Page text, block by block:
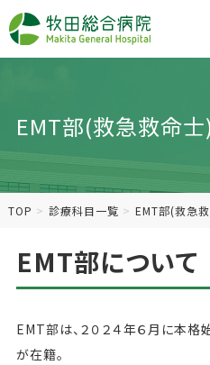
本
文
EMT部(救急救命
TOP 診療科目一覧 EMT部(救急
EMT部について
EMT部は、２０２４年６月に本格
が在籍。